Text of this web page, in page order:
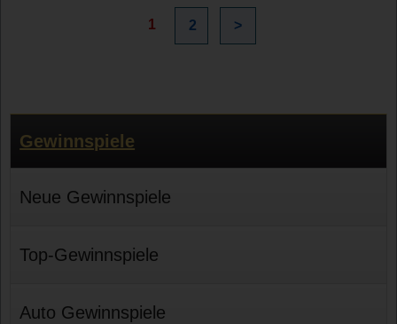
1 2 >
Gewinnspiele
Neue Gewinnspiele
Top-Gewinnspiele
Auto Gewinnspiele